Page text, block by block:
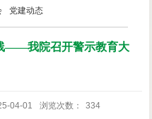
党建动态
​——我院召开警示教育大
04-01 浏览次数： 334